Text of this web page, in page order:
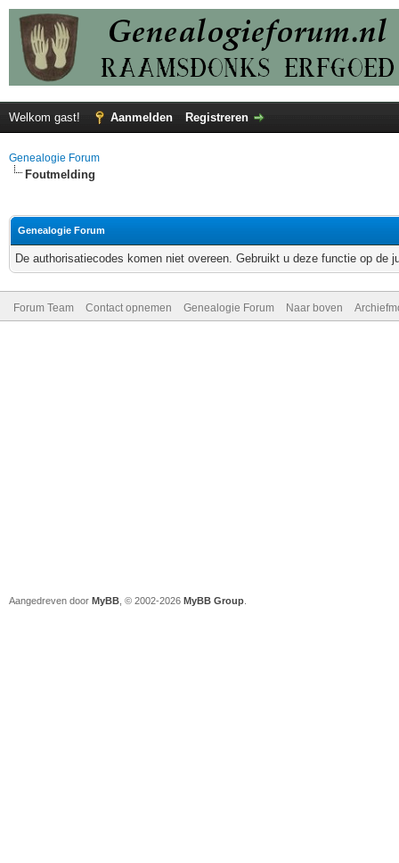
Welkom gast! Aanmelden Registreren
Genealogie Forum
Foutmelding
Genealogie Forum
De authorisatiecodes komen niet overeen. Gebruikt u deze functie op de
Forum Team Contact opnemen Genealogie Forum Naar boven
Aangedreven door MyBB , © 2002-2026 MyBB Group